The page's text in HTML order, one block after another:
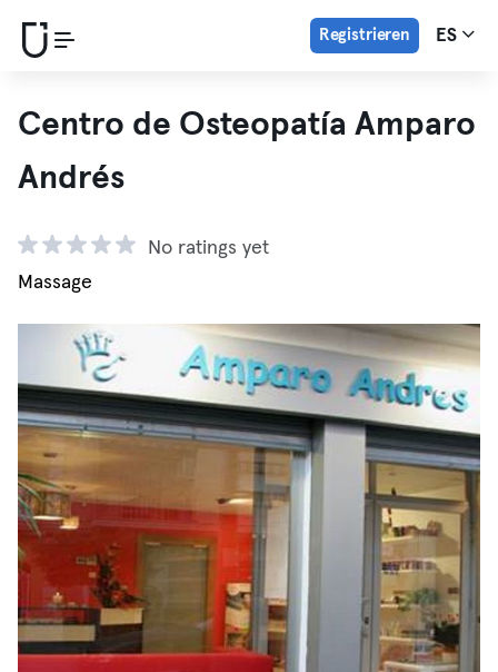
Registrieren ES
Centro de Osteopatía Amparo
Andrés
No ratings yet
Massage